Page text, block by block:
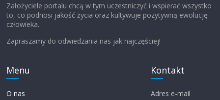
Założyciele portalu chcą w tym uczestniczyć i wspierać wszystko
to, co podnosi jakość życia oraz kultywuje pozytywną ewolucję
człowieka.
Zapraszamy do odwiedzania nas jak najczęściej!
Menu
O nas
Kontakt
Adres e-mail